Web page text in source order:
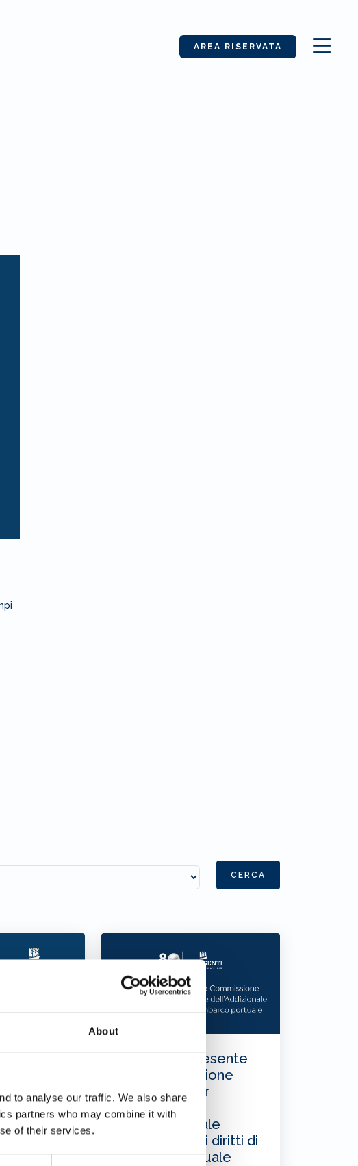
About
to analyse our traffic. We also share
partners who may combine it with
of their services.
AREA RISERVATA
CERCA
di
Assagenti presente
alla Commissione
Conciliare per
l’istituzione
dell’Addizionale
Comunale sui diritti di
imbarco portuale